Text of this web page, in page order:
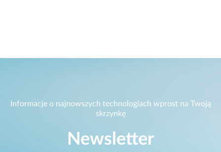
Informacje o najnowszych technologiach wprost na Twoją
skrzynkę
Newsletter